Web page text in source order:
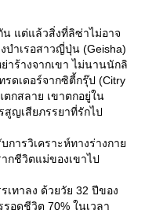
น แต่แล้วสิ่งที่ลิซ่าไม่อาจ
บำเรอสาวญี่ปุ่น (Geisha)
าร้างจากเขา ไม่นานนักลิ
ดเดอร์จากซิตี้กรุ๊ป (Citry
กสลาย เขาตกอยู่ใน
สูญเสียภรรยาที่รักไป
การวิเคราะห์ทางร่างกา
กชีวิตแม่ของเขาไป
เทาลง ด้วยวัย 32 ปีของ
อดชีวิต 70% ในเวลา